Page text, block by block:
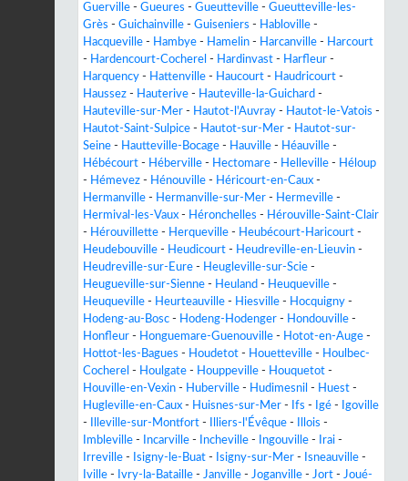
Guerville - Gueures - Gueutteville - Gueutteville-les-
Grès - Guichainville - Guiseniers - Habloville -
Hacqueville - Hambye - Hamelin - Harcanville - Harcourt
- Hardencourt-Cocherel - Hardinvast - Harfleur -
Harquency - Hattenville - Haucourt - Haudricourt -
Haussez - Hauterive - Hauteville-la-Guichard -
Hauteville-sur-Mer - Hautot-l'Auvray - Hautot-le-Vatois -
Hautot-Saint-Sulpice - Hautot-sur-Mer - Hautot-sur-
Seine - Hautteville-Bocage - Hauville - Héauville -
Hébécourt - Héberville - Hectomare - Helleville - Héloup
- Hémevez - Hénouville - Héricourt-en-Caux -
Hermanville - Hermanville-sur-Mer - Hermeville -
Hermival-les-Vaux - Héronchelles - Hérouville-Saint-Clair
- Hérouvillette - Herqueville - Heubécourt-Haricourt -
Heudebouville - Heudicourt - Heudreville-en-Lieuvin -
Heudreville-sur-Eure - Heugleville-sur-Scie -
Heugueville-sur-Sienne - Heuland - Heuqueville -
Heuqueville - Heurteauville - Hiesville - Hocquigny -
Hodeng-au-Bosc - Hodeng-Hodenger - Hondouville -
Honfleur - Honguemare-Guenouville - Hotot-en-Auge -
Hottot-les-Bagues - Houdetot - Houetteville - Houlbec-
Cocherel - Houlgate - Houppeville - Houquetot -
Houville-en-Vexin - Huberville - Hudimesnil - Huest -
Hugleville-en-Caux - Huisnes-sur-Mer - Ifs - Igé -
Igoville
-
Illeville-sur-Montfort - Illiers-l'Évêque - Illois -
Imbleville - Incarville - Incheville - Ingouville - Irai -
Irreville - Isigny-le-Buat - Isigny-sur-Mer - Isneauville -
Iville - Ivry-la-Bataille - Janville - Joganville - Jort - Joué-